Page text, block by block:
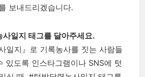
보내드리겠습니다.
일지 태그를 달아주세요.
일지』로 기록농사를 짓는 사람들
있도록 인스타그램이나 SNS에 텃